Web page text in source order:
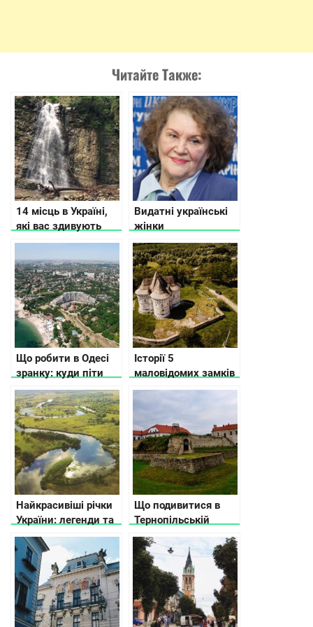
Читайте Также:
14 місць в Україні,
які вас здивують
Видатні українські
жінки
Що робити в Одесі
зранку: куди піти
поїсти і де погуляти
Історії 5
маловідомих замків
Хмельницької
області
Найкрасивіші річки
України: легенди та
історії
Що подивитися в
Тернопільській
області